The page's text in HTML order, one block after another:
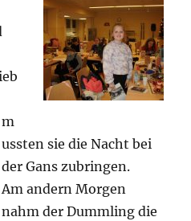
m
ussten sie die Nacht bei
der Gans zubringen.
Am andern Morgen
nahm der Dummling die